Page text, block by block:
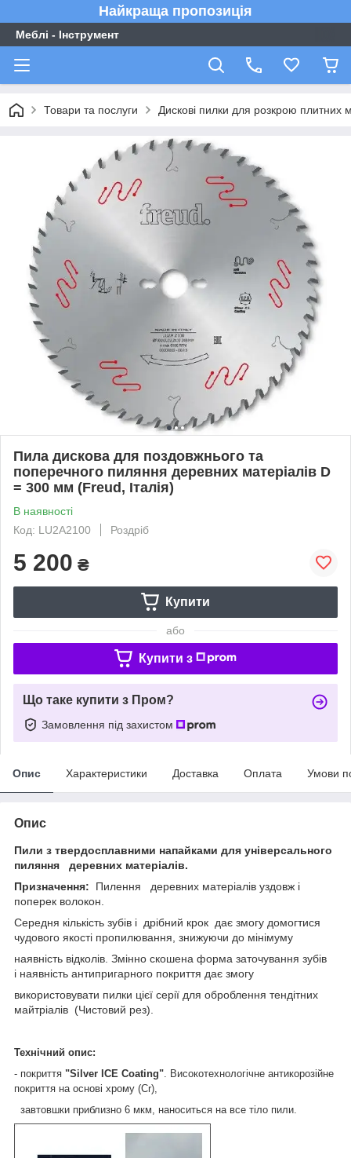
Найкраща пропозиція
Меблі - Інструмент
Товари та послуги Дискові пилки для розкрою плитних
Пила дискова для поздовжнього та
поперечного пиляння деревних матеріалів D
= 300 мм (Freud, Італія)
В наявності
Код: LU2A2100
Роздріб
5 200 ₴
Купити
або
Купити з
Що таке купити з Пром?
Замовлення під захистом
Опис Характеристики Доставка Оплата Умови
Опис
Пили з твердосплавними напайками для універсального
пиляння деревних матеріалів.
Призначення:
Пилення деревних матеріалів уздовж і
поперек волокон.
Середня кількість зубів і дрібний крок дає змогу домогтися
чудового якості пропилювання, знижуючи до мінімуму
наявність відколів. Змінно скошена форма заточування зубів
і наявність антипригарного покриття дає змогу
використовувати пилки цієї серії для оброблення тендітних
майтріалів (Чистовий рез).
Технічний опис:
- покриття "Silver ICE Coating" . Високотехнологічне антикорозійне
покриття на основі хрому (Cr),
завтовшки приблизно 6 мкм, наноситься на все тіло пили.